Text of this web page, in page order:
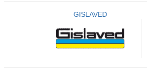
GISLAVED